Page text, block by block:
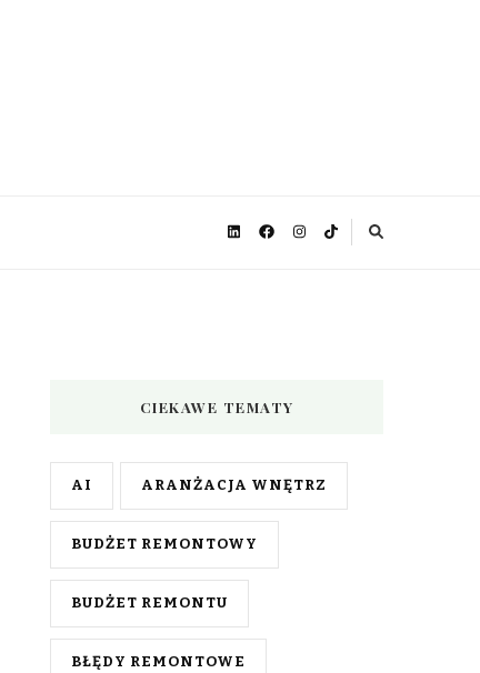
CIEKAWE TEMATY
AI ARANŻACJA WNĘTRZ
BUDŻET REMONTOWY
BUDŻET REMONTU
BŁĘDY REMONTOWE